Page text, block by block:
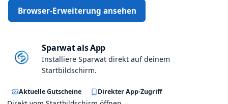
Browser-Erweiterung ansehen
Sparwat als App
Installiere Sparwat direkt auf deinem
Startbildschirm.
Aktuelle Gutscheine Direkter App-Zugriff